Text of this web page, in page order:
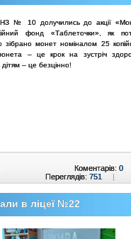
№ 10 долучились до акції
фонд «Таблеточки», як
зібрано монет номіналом 25
– це крок на зустріч
– це безцінно!
Коментарів: 0
Переглядів: 751 |
в ліцеї №22